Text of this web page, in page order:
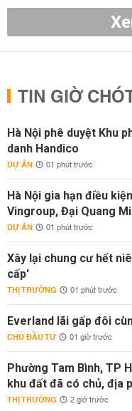
TIN GIỜ
Hà Nội phê duyệt Khu
danh Handico
DỰ ÁN 01 phút trước
Hà Nội gia hạn điều
Vingroup, Đại Quang
DỰ ÁN 01 phút trước
Xây lại chung cư hết
cấp'
THỊ TRƯỜNG 01 phút trước
Everland lãi gấp đôi
CHỦ ĐẦU TƯ 01 giờ trước
Phường Tam Bình, TP
khu đất đã có chủ, địa
THỊ TRƯỜNG 2 giờ trước